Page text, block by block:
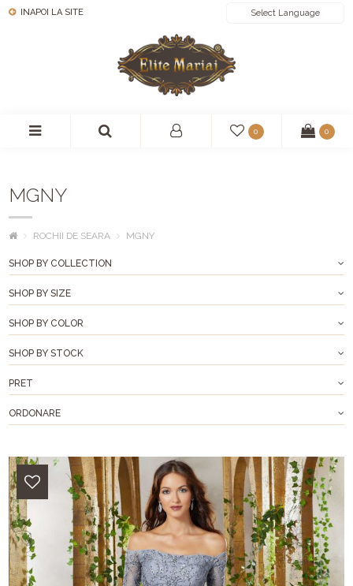
INAPOI LA SITE
0 0
MGNY
ROCHII DE SEARA MGNY
SHOP BY COLLECTION
SHOP BY SIZE
SHOP BY COLOR
SHOP BY STOCK
PRET
ORDONARE